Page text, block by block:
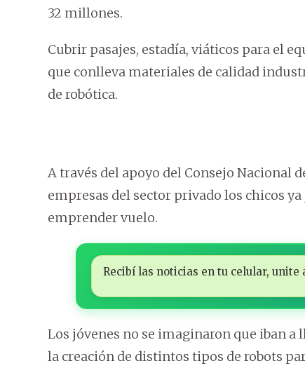
32 millones.
Cubrir pasajes, estadía, viáticos para el
que conlleva materiales de calidad
de robótica.
A través del apoyo del Consejo Nacional
empresas del sector privado los chicos
emprender vuelo.
Recibí las noticias en tu celular, unite
Los jóvenes no se imaginaron que iban a
la creación de distintos tipos de robots